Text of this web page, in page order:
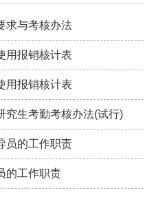
求与考核办法
用报销核计表
用报销核计表
究生考勤考核办法(试行)
员的工作职责
的工作职责